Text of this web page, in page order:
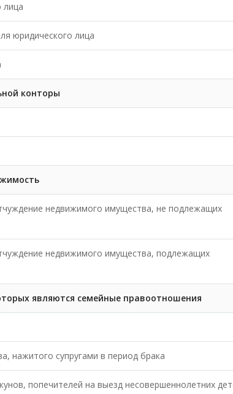
лица
юридического лица
конторы
недвижимого имущества, не подлежащих
недвижимого имущества, подлежащих
являются семейные правоотношения
нажитого супругами в период брака
попечителей на выезд несовершеннолетних